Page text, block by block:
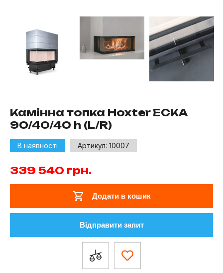
Камінна топка Hoxter ECKA
90/40/40 h (L/R)
В наявності Артикул: 10007
339 540 грн.
Додати в кошик
Відправити запит